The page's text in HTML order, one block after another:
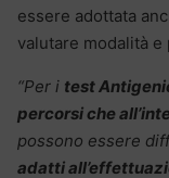
essere adottata
valutare modalità e
“Per i test
percorsi che
possono essere
adatti